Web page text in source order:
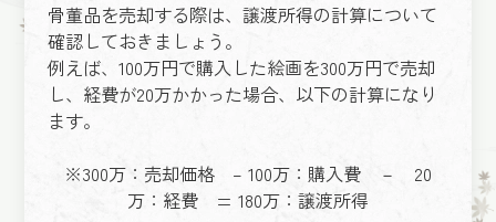
骨董品を売却する際は、譲渡所得の計算について
確認しておきましょう。
例えば、100万円で購入した絵画を300万円で売却
し、経費が20万かかった場合、以下の計算になり
ます。
※300万：売却価格 – 100万：購入費 － 20
万：経費 = 180万：譲渡所得